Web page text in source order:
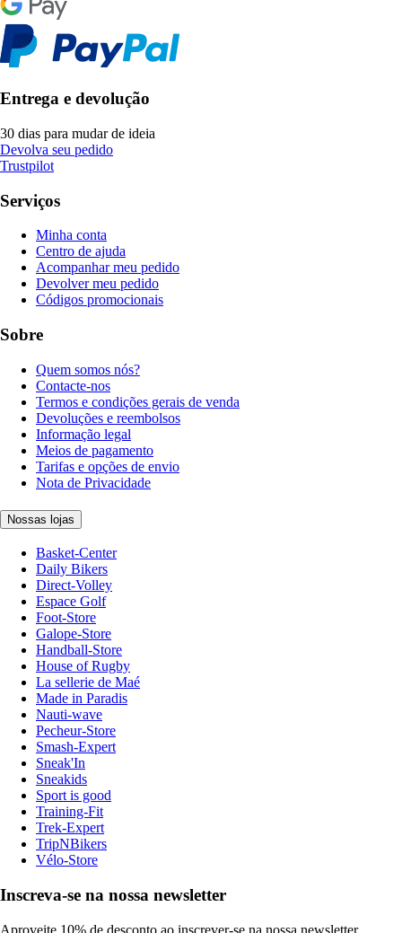
Entrega e devolução
30 dias para mudar de ideia
Devolva seu pedido
Trustpilot
Serviços
Minha conta
Centro de ajuda
Acompanhar meu pedido
Devolver meu pedido
Códigos promocionais
Sobre
Quem somos nós?
Contacte-nos
Termos e condições gerais de venda
Devoluções e reembolsos
Informação legal
Meios de pagamento
Tarifas e opções de envio
Nota de Privacidade
Nossas lojas
Basket-Center
Daily Bikers
Direct-Volley
Espace Golf
Foot-Store
Galope-Store
Handball-Store
House of Rugby
La sellerie de Maé
Made in Paradis
Nauti-wave
Pecheur-Store
Smash-Expert
Sneak'In
Sneakids
Sport is good
Training-Fit
Trek-Expert
TripNBikers
Vélo-Store
Inscreva-se na nossa newsletter
Aproveite 10% de desconto ao inscrever-se na nossa newsletter